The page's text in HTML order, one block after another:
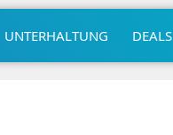
UNTERHALTUNG DEALS